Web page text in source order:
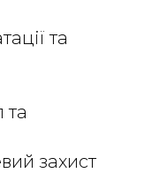
та
та
захист